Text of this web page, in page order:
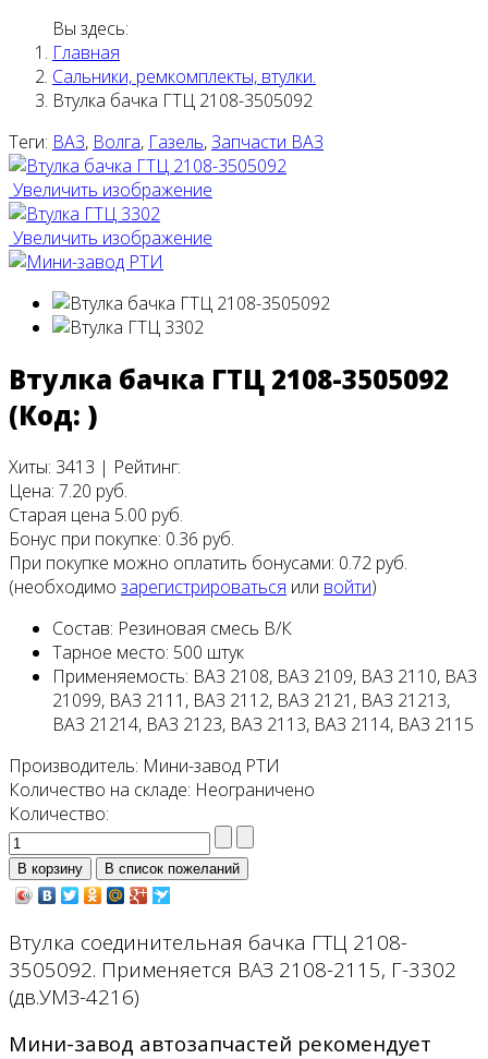
Вы здесь:
Главная
Сальники, ремкомплекты, втулки.
Втулка бачка ГТЦ 2108-3505092
Теги: ВАЗ, Волга, Газель,Запчасти ВАЗ
Увеличить изображение
Увеличить изображение
Втулка бачка ГТЦ 2108-3505092
(Код: )
Хиты: 3413 | Рейтинг:
Цена: 7.20 руб.
Старая цена 5.00 руб.
Бонус при покупке: 0.36 руб.
При покупке можно оплатить бонусами: 0.72 руб.
(необходимо зарегистрироваться или войти)
Состав: Резиновая смесь В/К
Тарное место: 500 штук
Применяемость: ВАЗ 2108, ВАЗ 2109, ВАЗ 2110, ВАЗ
21099, ВАЗ 2111, ВАЗ 2112, ВАЗ 2121, ВАЗ 21213,
ВАЗ 21214, ВАЗ 2123, ВАЗ 2113, ВАЗ 2114, ВАЗ 2115
Производитель: Мини-завод РТИ
Количество на складе: Неограничено
Количество:
Втулка соединительная бачка ГТЦ 2108-
3505092. Применяется ВАЗ 2108-2115, Г-3302
(дв.УМЗ-4216)
Мини-завод автозапчастей рекомендует